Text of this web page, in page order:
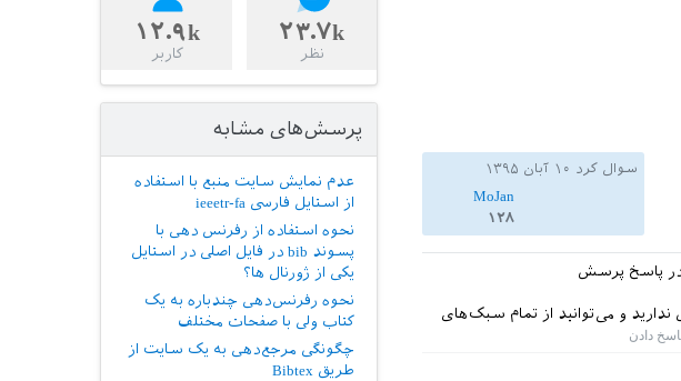
سوال کرد ۱۰ آبان ۱۳۹۵
MoJan
۱۲۸
در پاسخ پرسش
و می‌توانید از تمام سبک‌های
۲۳.۷k
نظر
۱۲.۹k
کاربر
پرسش‌های مشابه
عدم نمایش سایت منبع با استفاده
از استایل فارسی ieeetr-fa
نحوه استفاده از رفرنس دهی با
پسوند bib در فایل اصلی در استایل
یکی از ژورنال ها؟
نحوه رفرنس‌دهی چندباره به یک
کتاب ولی با صفحات مختلف
چگونگی مرجع‌دهی به یک سایت از
طریق Bibtex